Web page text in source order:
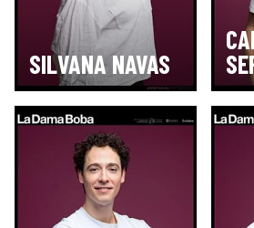
SILVANA NAVAS